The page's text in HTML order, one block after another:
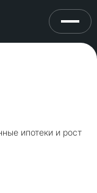
ипотеки и рост